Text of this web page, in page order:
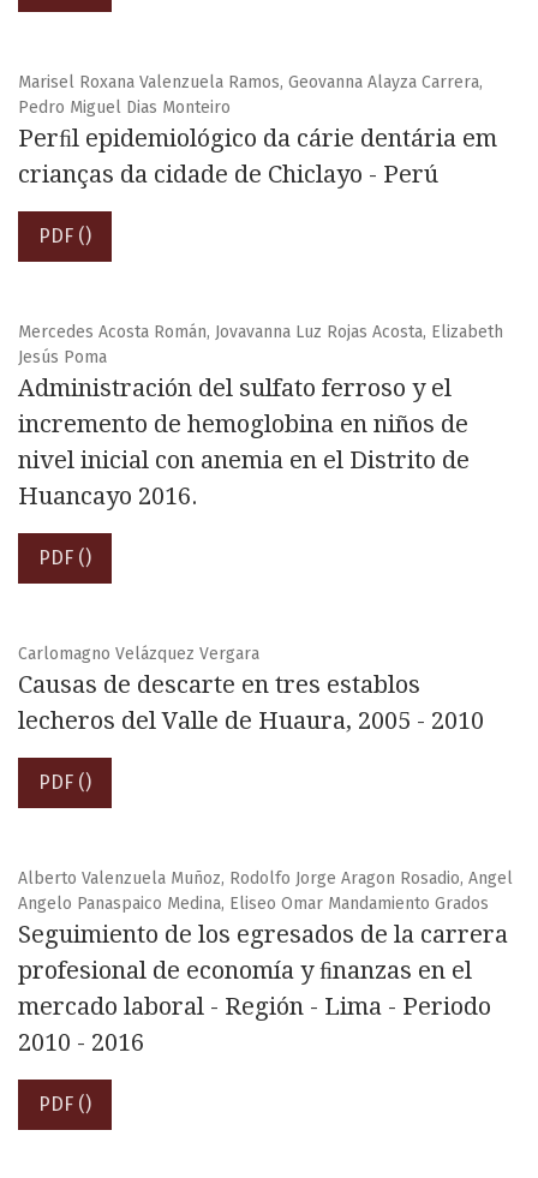
Marisel Roxana Valenzuela Ramos, Geovanna Alayza Carrera,
Pedro Miguel Dias Monteiro
Perﬁl epidemiológico da cárie dentária em
crianças da cidade de Chiclayo - Perú
PDF ()
Mercedes Acosta Román, Jovavanna Luz Rojas Acosta, Elizabeth
Jesús Poma
Administración del sulfato ferroso y el
incremento de hemoglobina en niños de
nivel inicial con anemia en el Distrito de
Huancayo 2016.
PDF ()
Carlomagno Velázquez Vergara
Causas de descarte en tres establos
lecheros del Valle de Huaura, 2005 - 2010
PDF ()
Alberto Valenzuela Muñoz, Rodolfo Jorge Aragon Rosadio, Angel
Angelo Panaspaico Medina, Eliseo Omar Mandamiento Grados
Seguimiento de los egresados de la carrera
profesional de economía y ﬁnanzas en el
mercado laboral - Región - Lima - Periodo
2010 - 2016
PDF ()